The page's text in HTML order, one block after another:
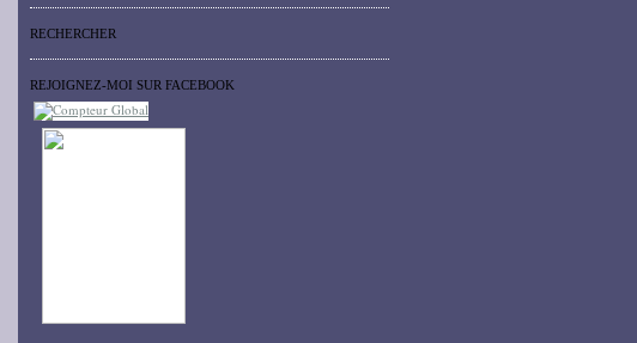
RECHERCHER
REJOIGNEZ-MOI SUR FACEBOOK